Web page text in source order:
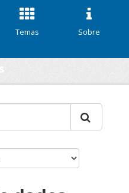
Temas Sobre